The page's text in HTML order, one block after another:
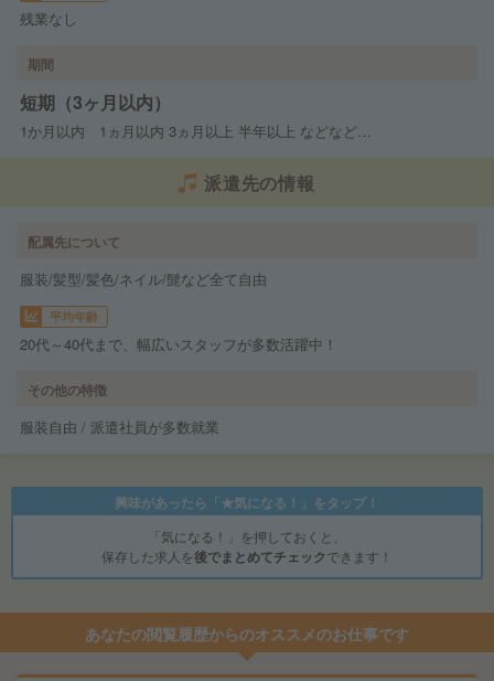
残業なし
期間
短期（3ヶ月以内）
1か月以内 1ヵ月以内 3ヵ月以上 半年以上 などなど…
派遣先の情報
配属先について
服装/髪型/髪色/ネイル/髭など全て自由
平均年齢
20代～40代まで、幅広いスタッフが多数活躍中！
その他の特徴
服装自由 / 派遣社員が多数就業
興味があったら「★気になる！」をタップ！
「気になる！」を押しておくと、
保存した求人を後でまとめてチェックできます！
あなたの閲覧履歴からのオススメのお仕事です